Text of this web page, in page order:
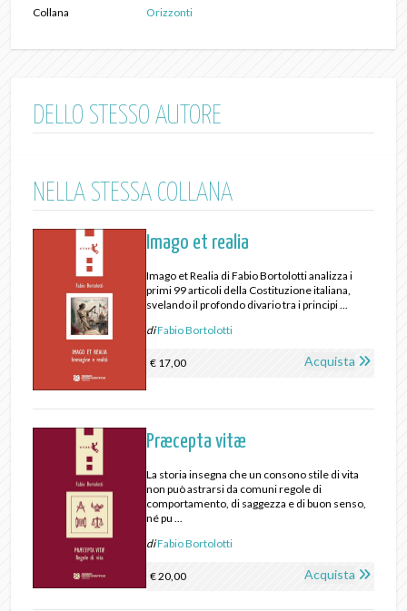
Collana Orizzonti
DELLO STESSO AUTORE
NELLA STESSA COLLANA
Imago et realia
Imago et Realia di Fabio Bortolotti analizza i
primi 99 articoli della Costituzione italiana,
svelando il profondo divario tra i principi ...
diFabio Bortolotti
€ 17,00 Acquista
Præcepta vitæ
La storia insegna che un consono stile di vita
non può astrarsi da comuni regole di
comportamento, di saggezza e di buon senso,
né pu ...
diFabio Bortolotti
€ 20,00 Acquista